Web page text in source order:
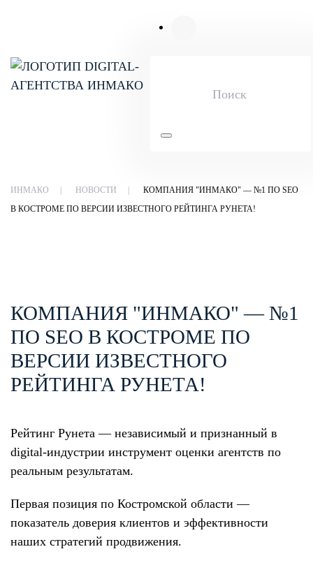
ИНМАКО НОВОСТИ
КОМПАНИЯ "ИНМАКО" — №1 ПО SEO
В КОСТРОМЕ ПО ВЕРСИИ ИЗВЕСТНОГО РЕЙТИНГА РУНЕТА!
КОМПАНИЯ "ИНМАКО" — №1
ПО SEO В КОСТРОМЕ ПО
ВЕРСИИ ИЗВЕСТНОГО
РЕЙТИНГА РУНЕТА!
Рейтинг Рунета — независимый и признанный в
digital-индустрии инструмент оценки агентств по
реальным результатам.
Первая позиция по Костромской области —
показатель доверия клиентов и эффективности
наших стратегий продвижения.